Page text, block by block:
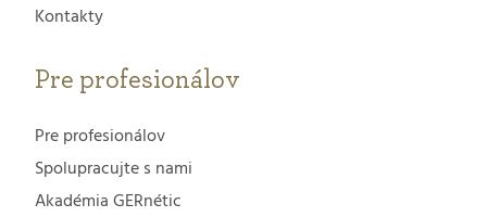
Kontakty
Pre profesionálov
Pre profesionálov
Spolupracujte s nami
Akadémia GERnétic